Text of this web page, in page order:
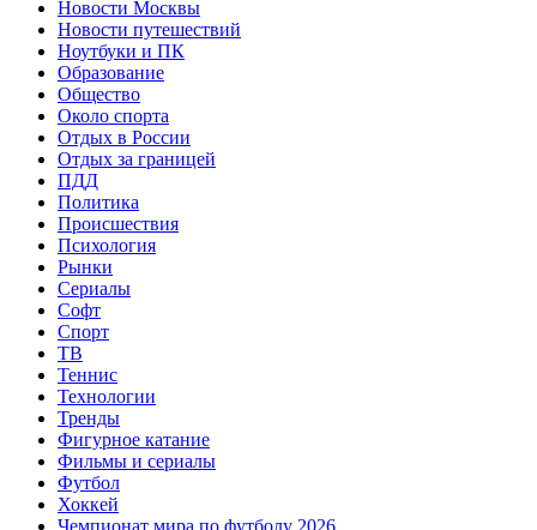
Новости Москвы
Новости путешествий
Ноутбуки и ПК
Образование
Общество
Около спорта
Отдых в России
Отдых за границей
ПДД
Политика
Происшествия
Психология
Рынки
Сериалы
Софт
Спорт
ТВ
Теннис
Технологии
Тренды
Фигурное катание
Фильмы и сериалы
Футбол
Хоккей
Чемпионат мира по футболу 2026